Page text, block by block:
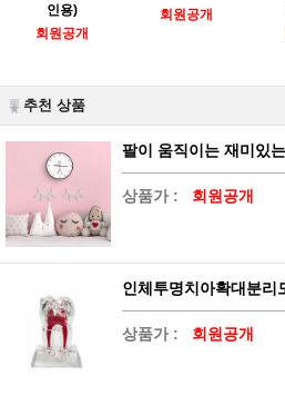
인용)
회원공개
회원공개
추천 상품
팔이 움직이는 재미있
상품가 : 회원공개
인체투명치아확대분리
상품가 : 회원공개